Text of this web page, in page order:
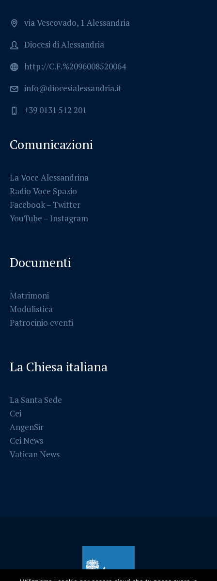
via Vescovado, 1 Alessandria
Diocesi di Alessandria
http://C.F.%2096008520064
info@diocesialessandria.it
+39 0131 512 201
Comunicazioni
La Voce Alessandrina
Radio Voce Spazio
Facebook– Twitter
YouTube – Instagram
Documenti
Matrimoni
Modulistica
Patrocinio eventi
La Chiesa italiana
La Santa Sede
Cei
AngenSir
Cei News
Vatican News